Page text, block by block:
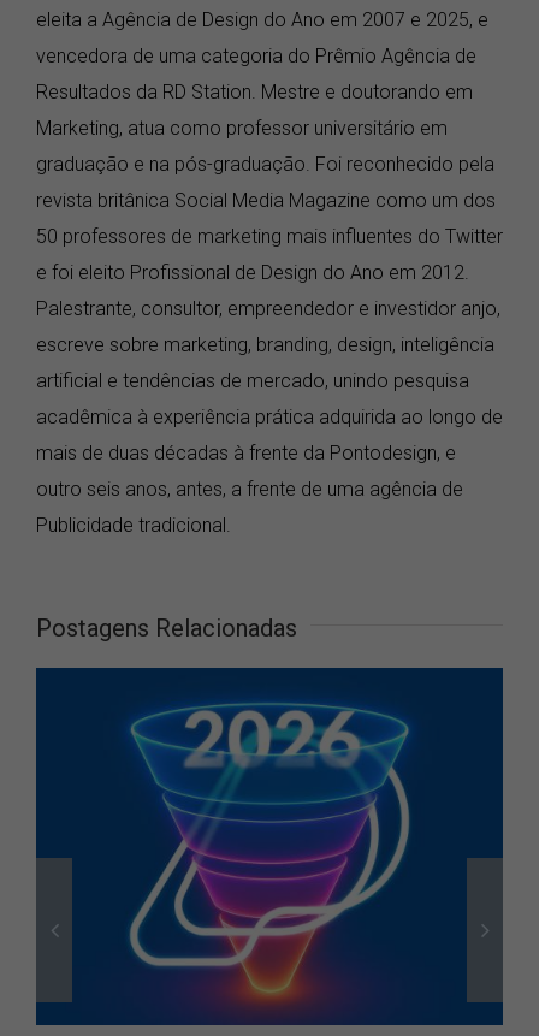
eleita a Agência de Design do Ano em 2007 e 2025, e
vencedora de uma categoria do Prêmio Agência de
Resultados da RD Station. Mestre e doutorando em
Marketing, atua como professor universitário em
graduação e na pós-graduação. Foi reconhecido pela
revista britânica Social Media Magazine como um dos
50 professores de marketing mais influentes do Twitter
e foi eleito Profissional de Design do Ano em 2012.
Palestrante, consultor, empreendedor e investidor anjo,
escreve sobre marketing, branding, design, inteligência
artificial e tendências de mercado, unindo pesquisa
acadêmica à experiência prática adquirida ao longo de
mais de duas décadas à frente da Pontodesign, e
outro seis anos, antes, a frente de uma agência de
Publicidade tradicional.
Postagens Relacionadas